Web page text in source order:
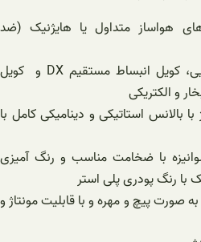
هواساز متداول یا هایژنیک (ضد
قابلیت نصب کویل سرمایی، کویل انبساط مستقیم DX و کویل
بالانس استاتیکی و دینامیکی کامل با
با ضخامت مناسب و رنگ آمیزی
با رنگ پودری پلی استر
صورت پیچ و مهره و با قابلیت مونتاژ و